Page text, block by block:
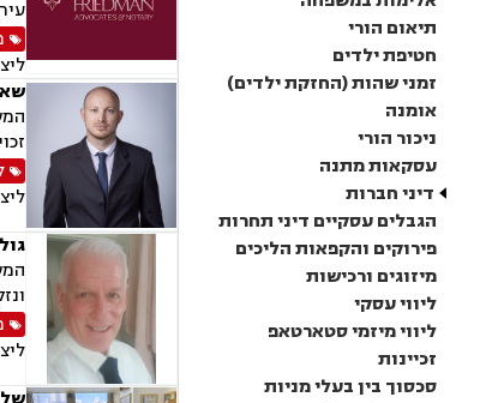
תיאום הורי
חטיפת ילדים
זמני שהות (החזקת ילדים)
אומנה
ניכור הורי
עסקאות מתנה
דיני חברות
הגבלים עסקיים דיני תחרות
פירוקים והקפאות הליכים
מיזוגים ורכישות
ליווי עסקי
ליווי מיזמי סטארטאפ
זכיינות
סכסוך בין בעלי מניות